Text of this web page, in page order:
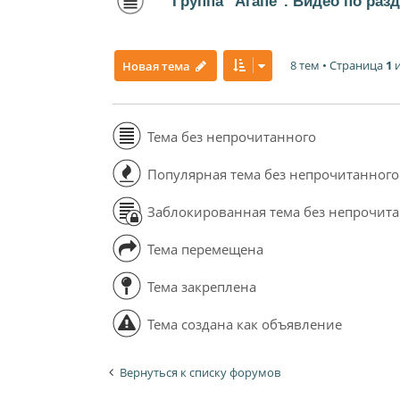
Новая тема 8 тем • Страница 1
Тема без непрочитанного
Популярная тема без непрочитанного
Заблокированная тема без
Тема перемещена
Тема закреплена
Тема создана как объявление
Вернуться к списку форумов